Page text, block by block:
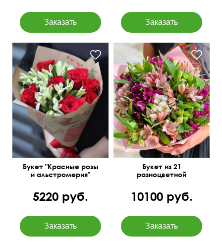
в крафтовой бумаге
Букет "Красные розы
и альстромерия"
5220 руб.
Милая упаковка
Букет из 21
разноцветной
10100 руб.